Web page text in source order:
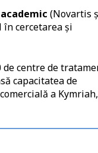
(Novartis
cercetarea și
centre de
capacitatea de
a